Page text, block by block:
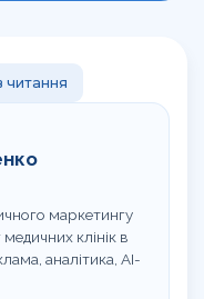
читання
маркетингу
клінік в
аналітика, AI-